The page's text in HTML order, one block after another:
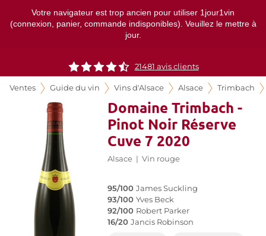
Votre navigateur est trop ancien pour utiliser 1jour1vin
(connexion, panier, commande indisponibles). Veuillez le mettre à
jour.
21481 avis clients
Ventes Guide du vin Vins d'Alsace Alsace Trimbach
Domaine Trimbach -
Pinot Noir Réserve
Cuve 7 2020
Alsace | Vin rouge
95/100 James Suckling
93/100 Yves Beck
92/100 Robert Parker
16/20 Jancis Robinson